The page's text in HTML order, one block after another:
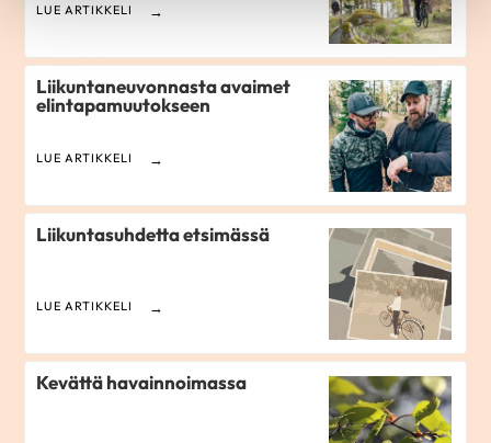
LUE ARTIKKELI
Liikuntaneuvonnasta avaimet
elintapamuutokseen
LUE ARTIKKELI
Liikuntasuhdetta etsimässä
LUE ARTIKKELI
Kevättä havainnoimassa